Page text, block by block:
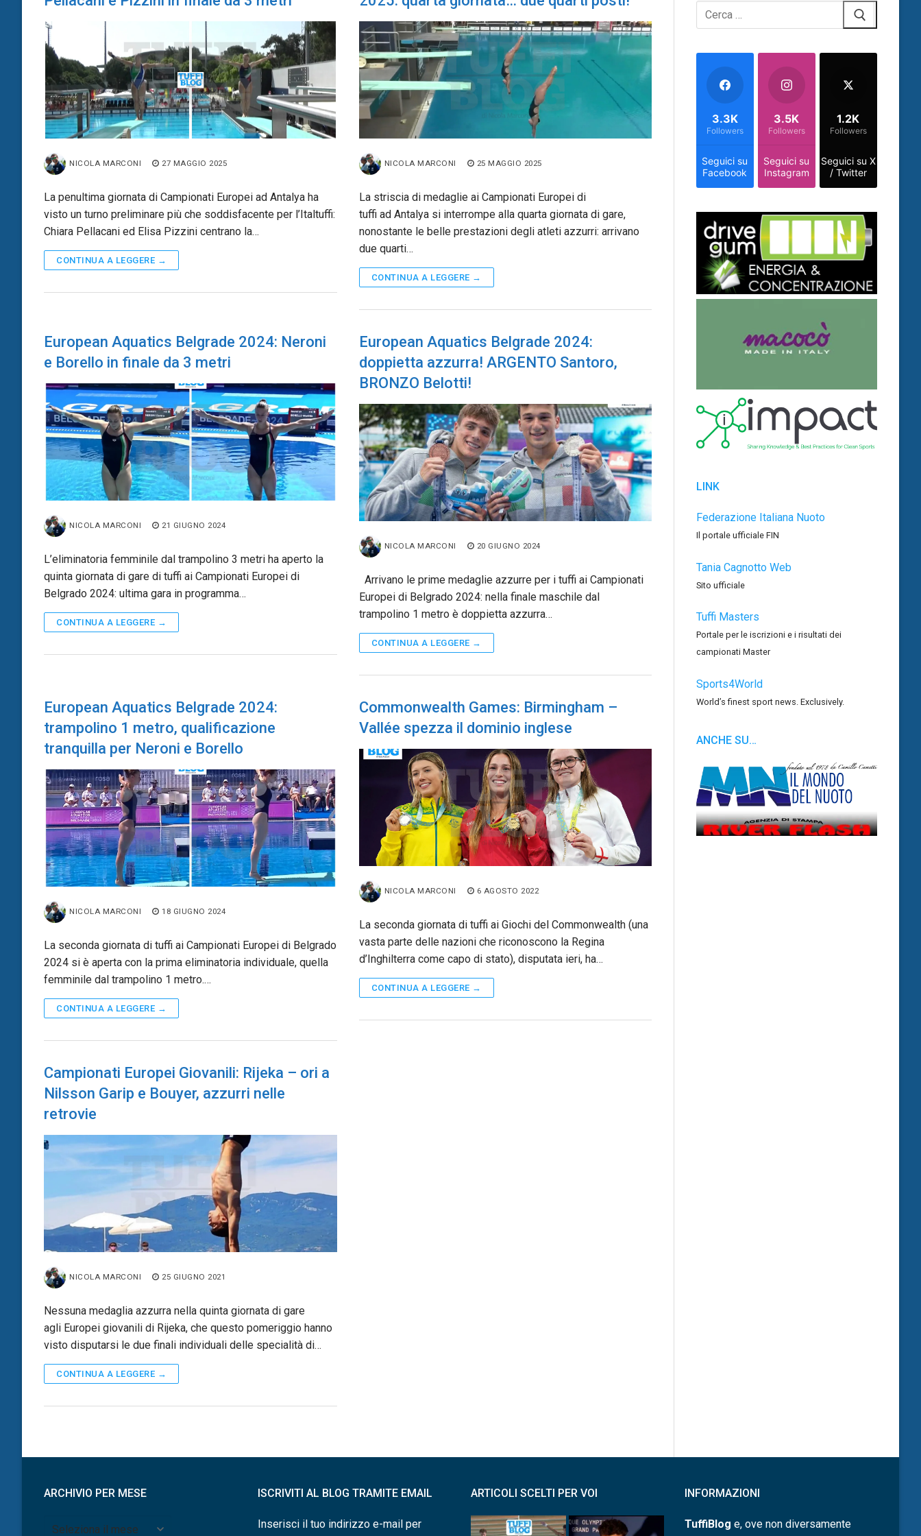
NICOLA MARCONI 27 MAGGIO 2025
La penultima giornata di Campionati Europei ad Antalya ha
visto un turno preliminare più che soddisfacente per l’Italtuffi:
Chiara Pellacani ed Elisa Pizzini centrano la…
CONTINUA A LEGGERE →
NICOLA MARCONI 25 MAGGIO 2025
La striscia di medaglie ai Campionati Europei di
tuffi ad Antalya si interrompe alla quarta giornata di gare,
nonostante le belle prestazioni degli atleti azzurri: arrivano
due quarti…
CONTINUA A LEGGERE →
European Aquatics Belgrade 2024: Neroni
e Borello in finale da 3 metri
NICOLA MARCONI 21 GIUGNO 2024
L’eliminatoria femminile dal trampolino 3 metri ha aperto la
quinta giornata di gare di tuffi ai Campionati Europei di
Belgrado 2024: ultima gara in programma…
CONTINUA A LEGGERE →
European Aquatics Belgrade 2024:
doppietta azzurra! ARGENTO Santoro,
BRONZO Belotti!
NICOLA MARCONI 20 GIUGNO 2024
Arrivano le prime medaglie azzurre per i tuffi ai Campionati
Europei di Belgrado 2024: nella finale maschile dal
trampolino 1 metro è doppietta azzurra…
CONTINUA A LEGGERE →
European Aquatics Belgrade 2024:
trampolino 1 metro, qualificazione
tranquilla per Neroni e Borello
NICOLA MARCONI 18 GIUGNO 2024
La seconda giornata di tuffi ai Campionati Europei di Belgrado
2024 si è aperta con la prima eliminatoria individuale, quella
femminile dal trampolino 1 metro.…
CONTINUA A LEGGERE →
Commonwealth Games: Birmingham –
Vallée spezza il dominio inglese
NICOLA MARCONI 6 AGOSTO 2022
La seconda giornata di tuffi ai Giochi del Commonwealth (una
vasta parte delle nazioni che riconoscono la Regina
d’Inghilterra come capo di stato), disputata ieri, ha…
CONTINUA A LEGGERE →
Campionati Europei Giovanili: Rijeka – ori a
Nilsson Garip e Bouyer, azzurri nelle
retrovie
NICOLA MARCONI 25 GIUGNO 2021
Nessuna medaglia azzurra nella quinta giornata di gare
agli Europei giovanili di Rijeka, che questo pomeriggio hanno
visto disputarsi le due finali individuali delle specialità di…
CONTINUA A LEGGERE →
Cerca:
Seguici su
Facebook
3.3K
Followers
Seguici su
Instagram
3.5K
Followers
Seguici su X
/ Twitter
1.2K
Followers
LINK
Federazione Italiana Nuoto
Il portale ufficiale FIN
Tania Cagnotto Web
Sito ufficiale
Tuffi Masters
Portale per le iscrizioni e i risultati dei
campionati Master
Sports4World
World’s finest sport news. Exclusively.
ANCHE SU…
ARCHIVIO PER MESE
Archivio
ISCRIVITI AL BLOG TRAMITE EMAIL
Inserisci il tuo indirizzo e-mail per
ARTICOLI SCELTI PER VOI INFORMAZIONI
TuffiBlog e, ove non diversamente